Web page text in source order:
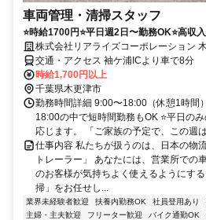
車両管理・清掃スタッフ
⭐時給1700円⭐平日週2日〜勤務OK⭐高収
株式会社リアライズコーポレーション
交通・アクセス 袖ケ浦ICより車で8分
時給1,700円以上
千葉県木更津市
勤務時間詳細 9:00〜18:00（休憩1時間
18:00の中で短時間勤務もOK ⭐平日の
応じます。 「ご家族の予定で、この週は
仕事内容 私たちが扱うのは、日本の物
トレーラー」 あなたには、営業所での
のお客様が気持ちよく使えるようにす
掃」をお任せし...
業界未経験者歓迎 扶養内勤務OK 社員登用あり
主婦・主夫歓迎
フリーター歓迎 バイク通勤OK